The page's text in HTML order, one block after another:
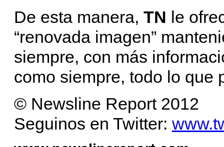
De esta manera, TN le
“renovada imagen”
siempre, con más
como siempre, todo lo que
© Newsline Report 2012
Seguinos en Twitter: